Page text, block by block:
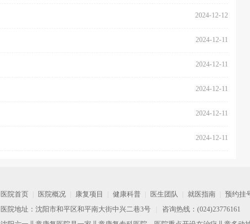
2024-12-12
2024-12-11
2024-12-11
2024-12-11
2024-12-11
2024-12-11
医院首页 医院概况 康复项目 健康科普 医生团队 就医指南 预约挂
医院地址：沈阳市和平区和平南大街中兴二巷3号
咨询热线：(024)23776161